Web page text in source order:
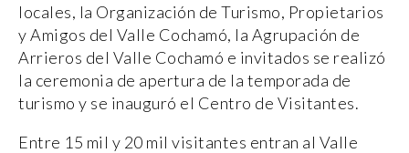
locales, la Organización de Turismo, Propietarios
y Amigos del Valle Cochamó, la Agrupación de
Arrieros del Valle Cochamó e invitados se realizó
la ceremonia de apertura de la temporada de
turismo y se inauguró el Centro de Visitantes.
Entre 15 mil y 20 mil visitantes entran al Valle